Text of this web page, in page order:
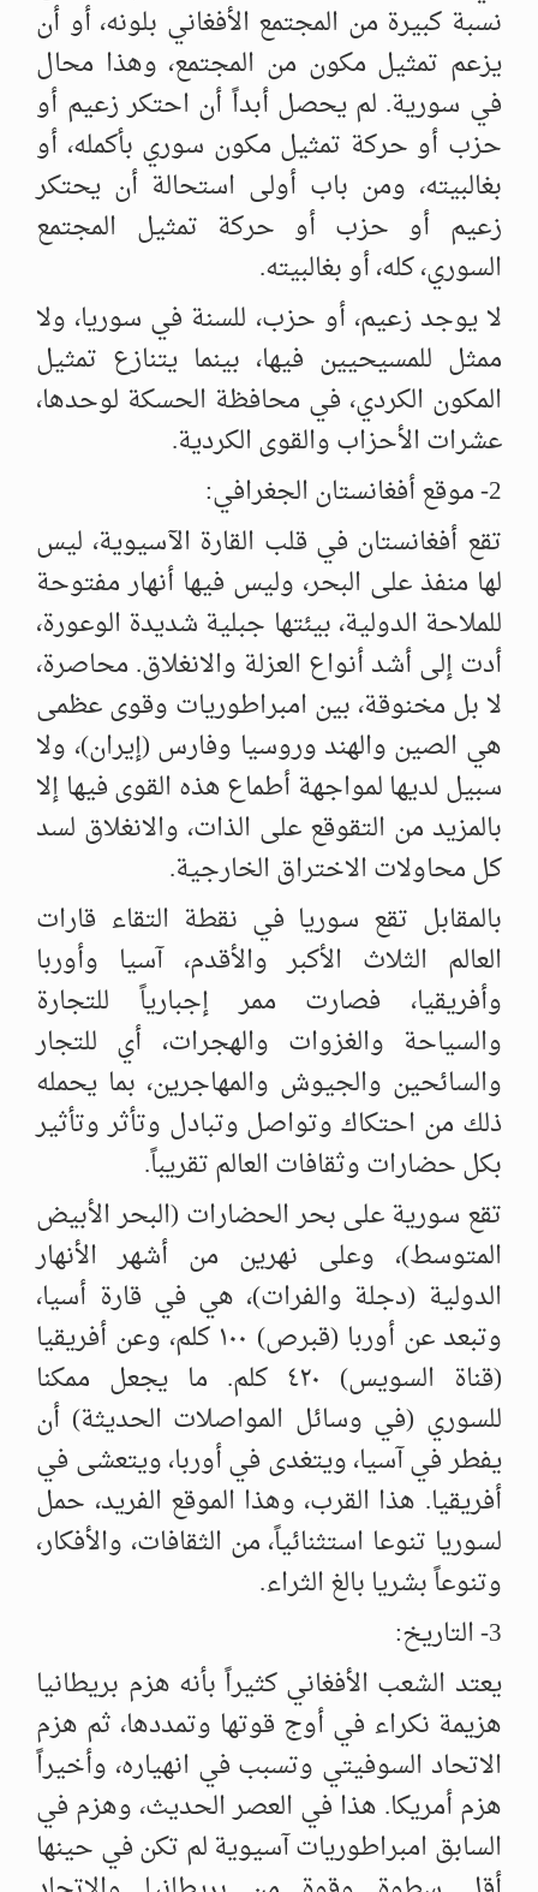
نسبة كبيرة من المجتمع الأفغاني بلونه، أو أن
يزعم تمثيل مكون من المجتمع، وهذا محال
في سورية. لم يحصل أبداً أن احتكر زعيم أو
حزب أو حركة تمثيل مكون سوري بأكمله، أو
بغالبيته، ومن باب أولى استحالة أن يحتكر
زعيم أو حزب أو حركة تمثيل المجتمع
السوري، كله، أو بغالبيته.
لا يوجد زعيم، أو حزب، للسنة في سوريا، ولا
ممثل للمسيحيين فيها، بينما يتنازع تمثيل
المكون الكردي، في محافظة الحسكة لوحدها،
عشرات الأحزاب والقوى الكردية.
2- موقع أفغانستان الجغرافي:
تقع أفغانستان في قلب القارة الآسيوية، ليس
لها منفذ على البحر، وليس فيها أنهار مفتوحة
للملاحة الدولية، بيئتها جبلية شديدة الوعورة،
أدت إلى أشد أنواع العزلة والانغلاق. محاصرة،
لا بل مخنوقة، بين امبراطوريات وقوى عظمى
هي الصين والهند وروسيا وفارس (إيران)، ولا
سبيل لديها لمواجهة أطماع هذه القوى فيها إلا
بالمزيد من التقوقع على الذات، والانغلاق لسد
كل محاولات الاختراق الخارجية.
بالمقابل تقع سوريا في نقطة التقاء قارات
العالم الثلاث الأكبر والأقدم، آسيا وأوربا
وأفريقيا، فصارت ممر إجبارياً للتجارة
والسياحة والغزوات والهجرات، أي للتجار
والسائحين والجيوش والمهاجرين، بما يحمله
ذلك من احتكاك وتواصل وتبادل وتأثر وتأثير
بكل حضارات وثقافات العالم تقريباً.
تقع سورية على بحر الحضارات (البحر الأبيض
المتوسط)، وعلى نهرين من أشهر الأنهار
الدولية (دجلة والفرات)، هي في قارة أسيا،
وتبعد عن أوربا (قبرص) ١٠٠ كلم، وعن أفريقيا
(قناة السويس) ٤٢٠ كلم. ما يجعل ممكنا
للسوري (في وسائل المواصلات الحديثة) أن
يفطر في آسيا، ويتغدى في أوربا، ويتعشى في
أفريقيا. هذا القرب، وهذا الموقع الفريد، حمل
لسوريا تنوعا استثنائياً، من الثقافات، والأفكار،
وتنوعاً بشريا بالغ الثراء.
3- التاريخ:
يعتد الشعب الأفغاني كثيراً بأنه هزم بريطانيا
هزيمة نكراء في أوج قوتها وتمددها، ثم هزم
الاتحاد السوفيتي وتسبب في انهياره، وأخيراً
هزم أمريكا. هذا في العصر الحديث، وهزم في
السابق امبراطوريات آسيوية لم تكن في حينها